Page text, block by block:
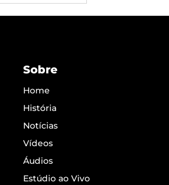
Sobre
Home
História
Notícias
Vídeos
Áudios
Estúdio ao Vivo